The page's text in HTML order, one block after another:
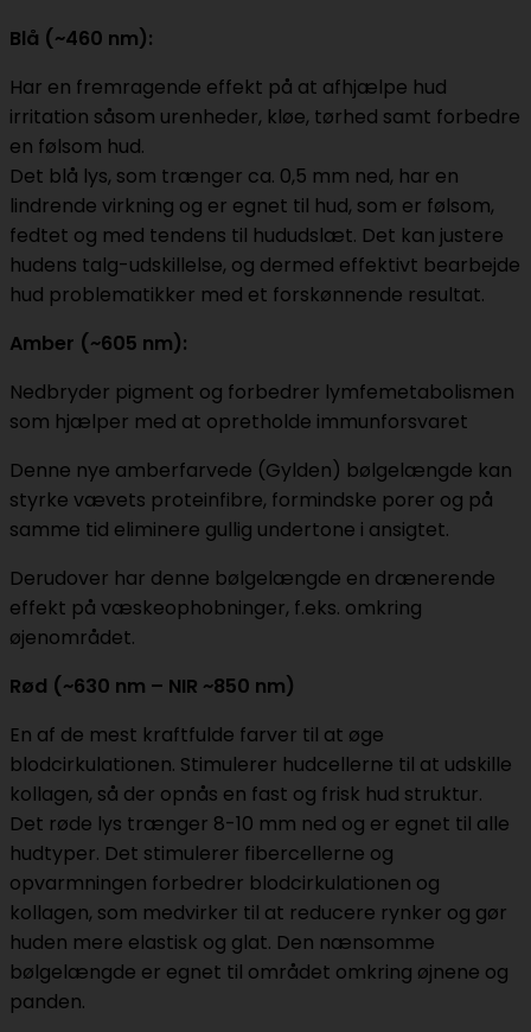
Blå (~460 nm):
Har en fremragende effekt på at afhjælpe hud
irritation såsom urenheder, kløe, tørhed samt forbedre
en følsom hud.
Det blå lys, som trænger ca. 0,5 mm ned, har en
lindrende virkning og er egnet til hud, som er følsom,
fedtet og med tendens til hududslæt. Det kan justere
hudens talg-udskillelse, og dermed effektivt bearbejde
hud problematikker med et forskønnende resultat.
Amber (~605 nm):
Nedbryder pigment og forbedrer lymfemetabolismen
som hjælper med at opretholde immunforsvaret
Denne nye amberfarvede (Gylden) bølgelængde kan
styrke vævets proteinfibre, formindske porer og på
samme tid eliminere gullig undertone i ansigtet.
Derudover har denne bølgelængde en drænerende
effekt på væskeophobninger, f.eks. omkring
øjenområdet.
Rød (~630 nm – NIR ~850 nm)
En af de mest kraftfulde farver til at øge
blodcirkulationen. Stimulerer hudcellerne til at udskille
kollagen, så der opnås en fast og frisk hud struktur.
Det røde lys trænger 8-10 mm ned og er egnet til alle
hudtyper. Det stimulerer fibercellerne og
opvarmningen forbedrer blodcirkulationen og
kollagen, som medvirker til at reducere rynker og gør
huden mere elastisk og glat. Den nænsomme
bølgelængde er egnet til området omkring øjnene og
panden.